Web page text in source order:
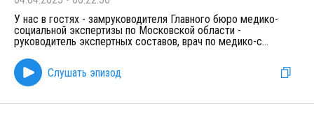
У нас в гостях - замруководителя Главного бюро медико-
социальной экспертизы по Московской области -
руководитель экспертных составов, врач по медико-с...
Слушать эпизод